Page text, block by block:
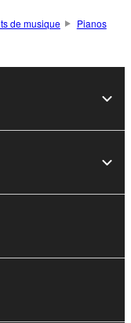
de musique
Pianos